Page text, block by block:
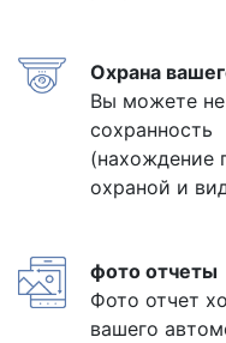
Охрана
Вы можете не
сохранность
(нахождение
охраной и
фото отчеты
Фото отчет
вашего